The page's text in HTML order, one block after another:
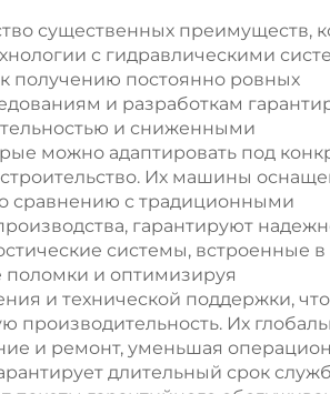
существенных преимуществ,
с гидравлическими
получению постоянно ровных
и разработкам
и сниженными
можно адаптировать под
Их машины
сравнению с традиционными
гарантируют
системы, встроенные в
и оптимизируя
и технической поддержки,
Их
и ремонт, уменьшая
длительный срок